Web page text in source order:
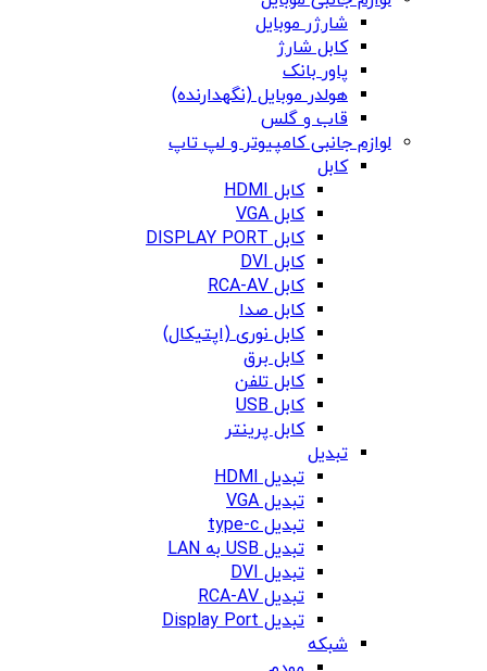
شارژر موبایل
کابل شارژ
پاور بانک
هولدر موبایل (نگهدارنده)
قاب و گلس
لوازم جانبی کامپیوتر و لپ تاپ
کابل
کابل HDMI
کابل VGA
کابل DISPLAY PORT
کابل DVI
کابل RCA-AV
کابل صدا
کابل نوری (اپتیکال)
کابل برق
کابل تلفن
کابل USB
کابل پرینتر
تبدیل
تبدیل HDMI
تبدیل VGA
تبدیل type-c
تبدیل USB به LAN
تبدیل DVI
تبدیل RCA-AV
تبدیل Display Port
شبکه